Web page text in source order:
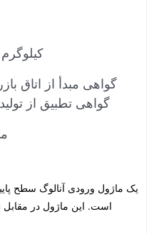
0.75 کیلوگرم
گواهی مبدأ از اتاق
گواهی تطبیق از